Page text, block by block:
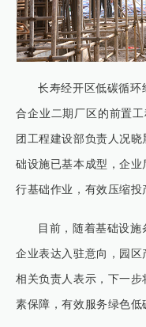
长寿经开区低碳循环
合企业二期厂区的前置
团工程建设部负责人况
础设施已基本成型，企
行基础作业，有效压缩投
目前，随着基础设
企业表达入驻意向，园
相关负责人表示，下一
素保障，有效服务绿色